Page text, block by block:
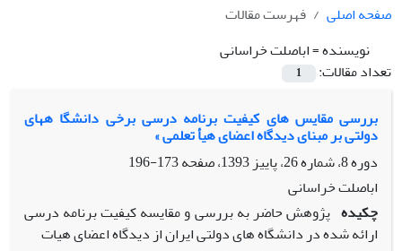
صفحه اصلی
فهرست مقالات
نویسنده =اباصلت خراسانی
تعداد مقالات:
1
بررسی مقایس های کیفیت برنامه درسی برخی دانشگا ههای
دولتی بر مبنای دیدگاه اعضای هیأ تعلمی »
دوره 8، شماره 26، پاییز 1393، صفحه
173-196
اباصلت خراسانی
چکیده پژوهش حاضر به بررسی و مقایسه کیفیت برنامه درسی
ارائه شده در دانشگاه های دولتی ایران از دیدگاه اعضای هیات